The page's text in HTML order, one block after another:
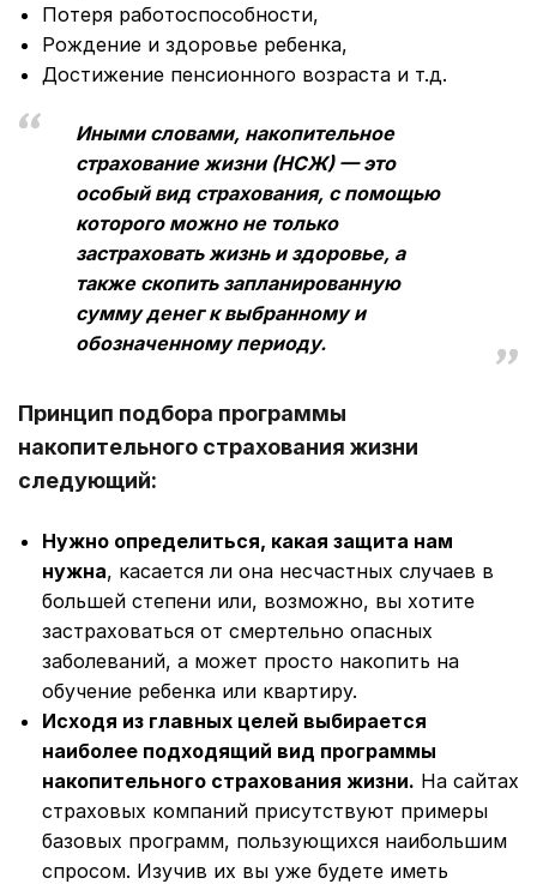
Потеря работоспособности,
Рождение и здоровье ребенка,
Достижение пенсионного возраста и т.д.
Иными словами, накопительное
страхование жизни (НСЖ) — это
особый вид страхования, с помощью
которого можно не только
застраховать жизнь и здоровье, а
также скопить запланированную
сумму денег к выбранному и
обозначенному периоду.
Принцип подбора программы
накопительного страхования жизни
следующий:
Нужно определиться, какая защита нам
нужна, касается ли она несчастных случаев в
большей степени или, возможно, вы хотите
застраховаться от смертельно опасных
заболеваний, а может просто накопить на
обучение ребенка или квартиру.
Исходя из главных целей выбирается
наиболее подходящий вид программы
накопительного страхования жизни. На сайтах
страховых компаний присутствуют примеры
базовых программ, пользующихся наибольшим
спросом. Изучив их вы уже будете иметь